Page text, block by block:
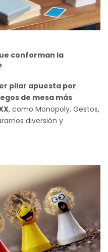
conforman la
pilar apuesta por
de mesa más
, como Monopoly, Gestos,
diversión y